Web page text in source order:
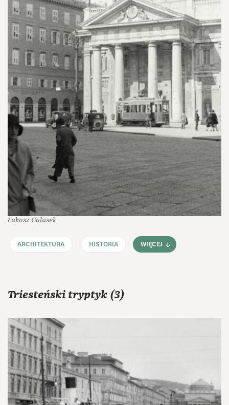
Łukasz Galusek
ARCHITEKTURA HISTORIA WIĘCEJ
Triesteński tryptyk (3)